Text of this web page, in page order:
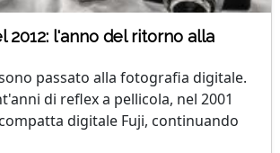
2012: l'anno del ritorno alla
passato alla fotografia digitale.
di reflex a pellicola, nel 2001
digitale Fuji, continuando